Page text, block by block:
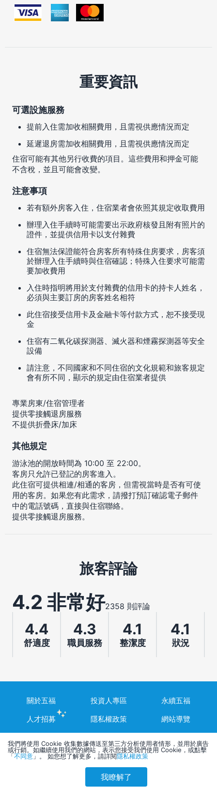
刷卡優惠 會員訂購
重要資訊
可選設施服務
提前入住需加收相關費用，且需視供應情況而定
延遲退房需加收相關費用，且需視供應情況而定
住宿可能有其他另行收費的項目。這些費用和押金可能
不含稅，並且可能會改變。
注意事項
若有額外房客入住，住宿業者會依照其規定收取費用
辦理入住手續時可能需要出示政府核發且附有照片的
證件，並提供信用卡以支付雜費
住宿無法保證能符合房客所有特殊住房要求，房客須
於辦理入住手續時與住宿確認；特殊入住要求可能需
要加收費用
入住時指明將用於支付雜費的信用卡的持卡人姓名，
必須與主要訂房的房客姓名相符
此住宿接受信用卡及金融卡等付款方式，恕不接受現
金
住宿有二氧化碳探測器、滅火器和煙霧探測器等安全
設備
請注意，不同國家和不同住宿的文化規範和旅客規定
會有所不同，顯示的規定由住宿業者提供
專業房東/住宿管理者
提供零接觸退房服務
不提供折疊床/加床
其他規定
游泳池的開放時間為 10:00 至 22:00。
客房只允許已登記的房客進入。
此住宿可提供相連/相通的客房，但需視當時是否有可使
用的客房。如果您有此需求，請撥打預訂確認電子郵件
中的電話號碼，直接與住宿聯絡。
提供零接觸退房服務。
旅客評論
4.2 非常好2358 則評論
4.4
舒適度
4.3
職員服務
4.1
整潔度
4.1
狀況
關於五福 投資人專區
永續五福
人才招募
隱私權政策 網站導覽
我們將使用 Cookie 收集數據傳送至第三方分析使用者情形，並用於廣告
或行銷。如繼續使用我們的網站，表示您接受我們使用 Cookie，或點擊
「不同意 」。 如您想了解更多，請詳閱隱私權政策
我瞭解了